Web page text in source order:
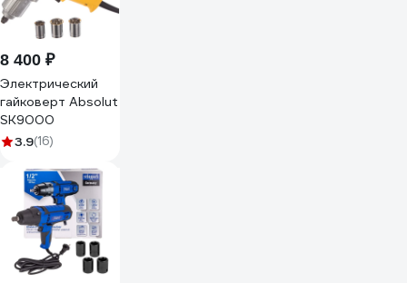
8 400 ₽
Электрический
гайковерт Absolut
SK9000
3.9(16)